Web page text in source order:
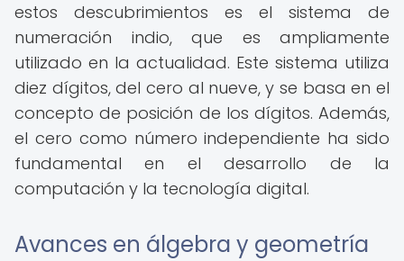
estos descubrimientos es el sistema de
numeración indio, que es ampliamente
utilizado en la actualidad. Este sistema utiliza
diez dígitos, del cero al nueve, y se basa en el
concepto de posición de los dígitos. Además,
el cero como número independiente ha sido
fundamental en el desarrollo de la
computación y la tecnología digital.
Avances en álgebra y geometría